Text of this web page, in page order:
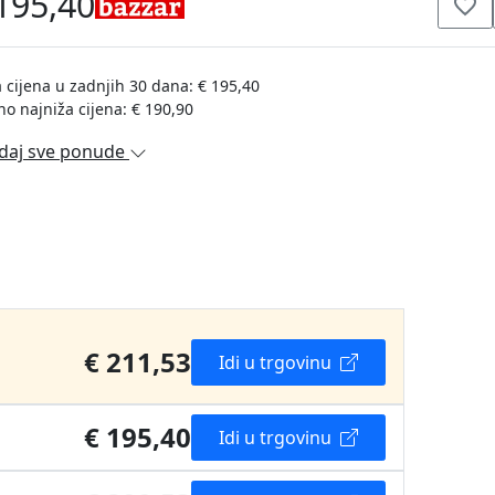
cijena u zadnjih 30 dana: € 195,40
najniža cijena: € 190,90
sve ponude
€ 211,53 Idi u trgovinu
€ 195,40 Idi u trgovinu